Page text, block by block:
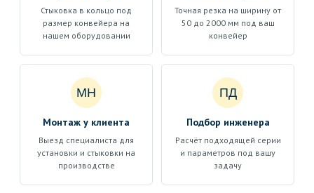
Стыковка в кольцо под
размер конвейера на
нашем оборудовании
Точная резка на ширину от
50 до 2000 мм под ваш
конвейер
МН
Монтаж у клиента
Выезд специалиста для
установки и стыковки на
производстве
ПД
Подбор инженера
Расчёт подходящей серии
и параметров под вашу
задачу